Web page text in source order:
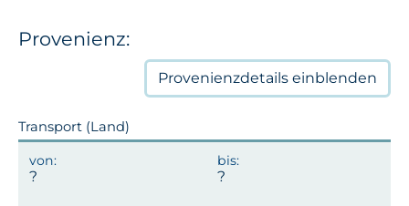
Provenienz:
Provenienzdetails einblenden
Transport (Land)